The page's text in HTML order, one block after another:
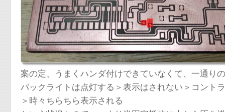
案の定、うまくハンダ付けできていなくて、一通り
バックライトは点灯する＞表示はされない＞コント
＞時々ちらちら表示される